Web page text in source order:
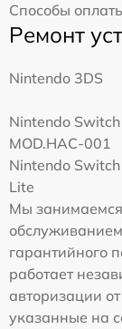
Способы
Ремонт
Nintendo 3DS
Nintendo Switch
MOD.HAC-001
Nintendo Switch
Lite
Мы
гарантийного
работает
авторизации
указанные на